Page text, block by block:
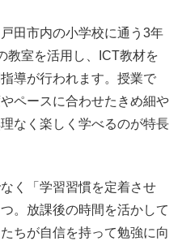
田市内の小学校に通う3年
教室を活用し、ICT教材を
導が行われます。授業で
ペースに合わせたきめ細や
なく楽しく学べるのが特長
く「学習習慣を定着させ
。放課後の時間を活かして
ちが自信を持って勉強に向